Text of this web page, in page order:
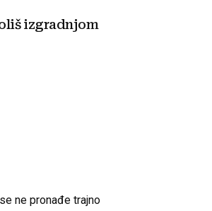
izgradnjom
ne pronađe trajno